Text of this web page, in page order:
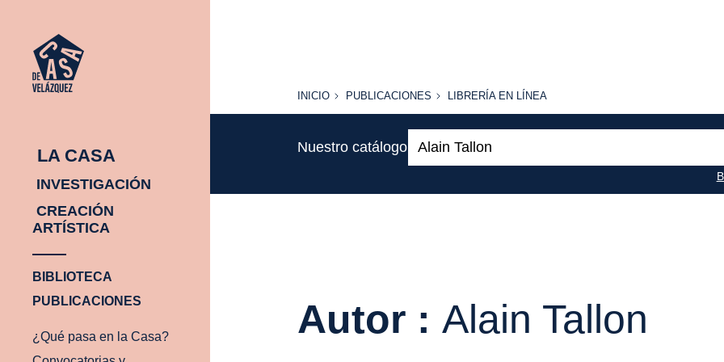
LA CASA
INVESTIGACIÓN
CREACIÓN
ARTÍSTICA
BIBLIOTECA
PUBLICACIONES
¿Qué pasa en la Casa?
INICIO
INICIO PUBLICACIONES
PUBLICACIONES
LIBRERÍA
LÍNEA
LIBRERÍA EN LÍNEA
Nuestro catálogo
Autor :Alain Tallon